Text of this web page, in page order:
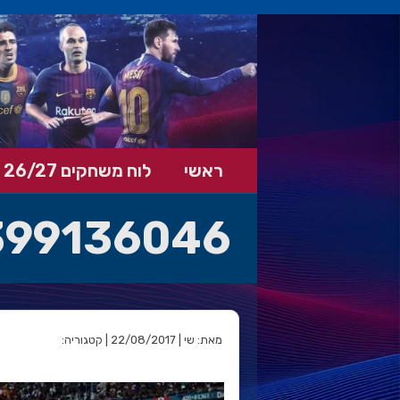
ראשי לוח משחקים 26/27
מאת: שי | 22/08/2017 | קטגוריה: